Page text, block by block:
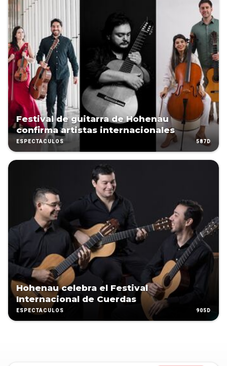
Festival de guitarra de Hohenau
confirma artistas internacionales
ESPECTÁCULOS 587D
Hohenau celebra el Festival
Internacional de Cuerdas
ESPECTÁCULOS 905D